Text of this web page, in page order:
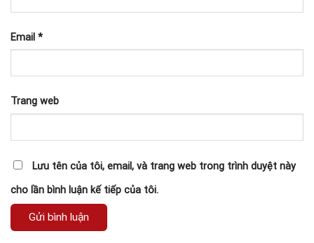
Email *
Trang web
Lưu tên của tôi, email, và trang web trong trình duyệt này
cho lần bình luận kế tiếp của tôi.